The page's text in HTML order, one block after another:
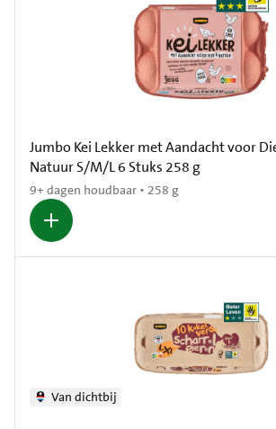
Jumbo Kei Lekker met Aandacht voor
Natuur S/M/L 6 Stuks 258 g
9+ dagen houdbaar • 258 g
Van dichtbij